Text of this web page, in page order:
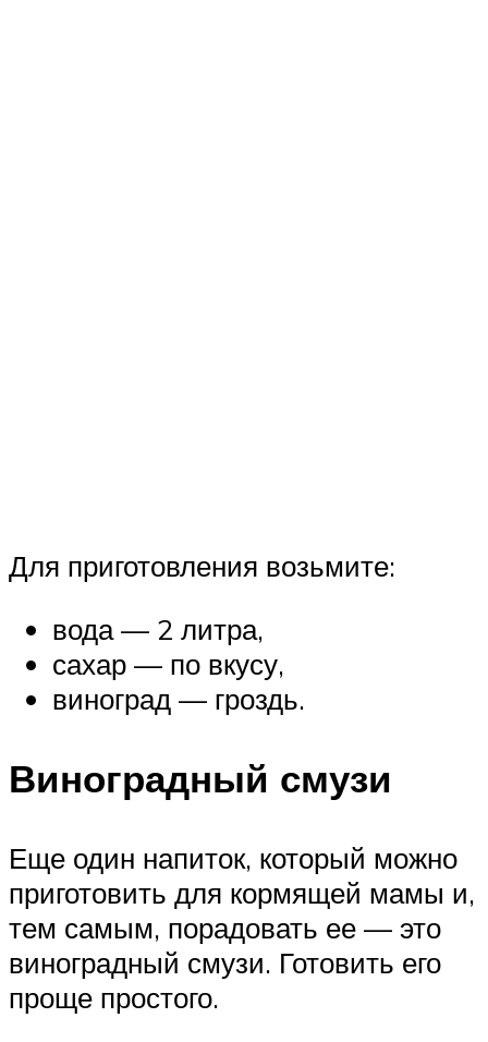
Для приготовления возьмите:
вода — 2 литра,
сахар — по вкусу,
виноград — гроздь.
Виноградный смузи
Еще один напиток, который можно
приготовить для кормящей мамы и,
тем самым, порадовать ее — это
виноградный смузи. Готовить его
проще простого.